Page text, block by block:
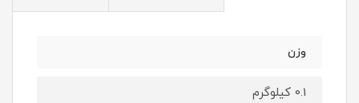
وزن
0.1 کیلوگرم